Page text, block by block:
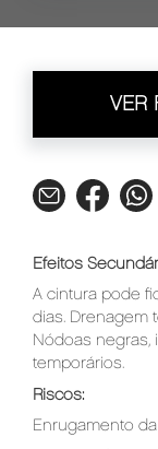
VER
Efeitos
A cintura pode
dias. Drenagem
Nódoas negras,
temporários.
Riscos:
Enrugamento